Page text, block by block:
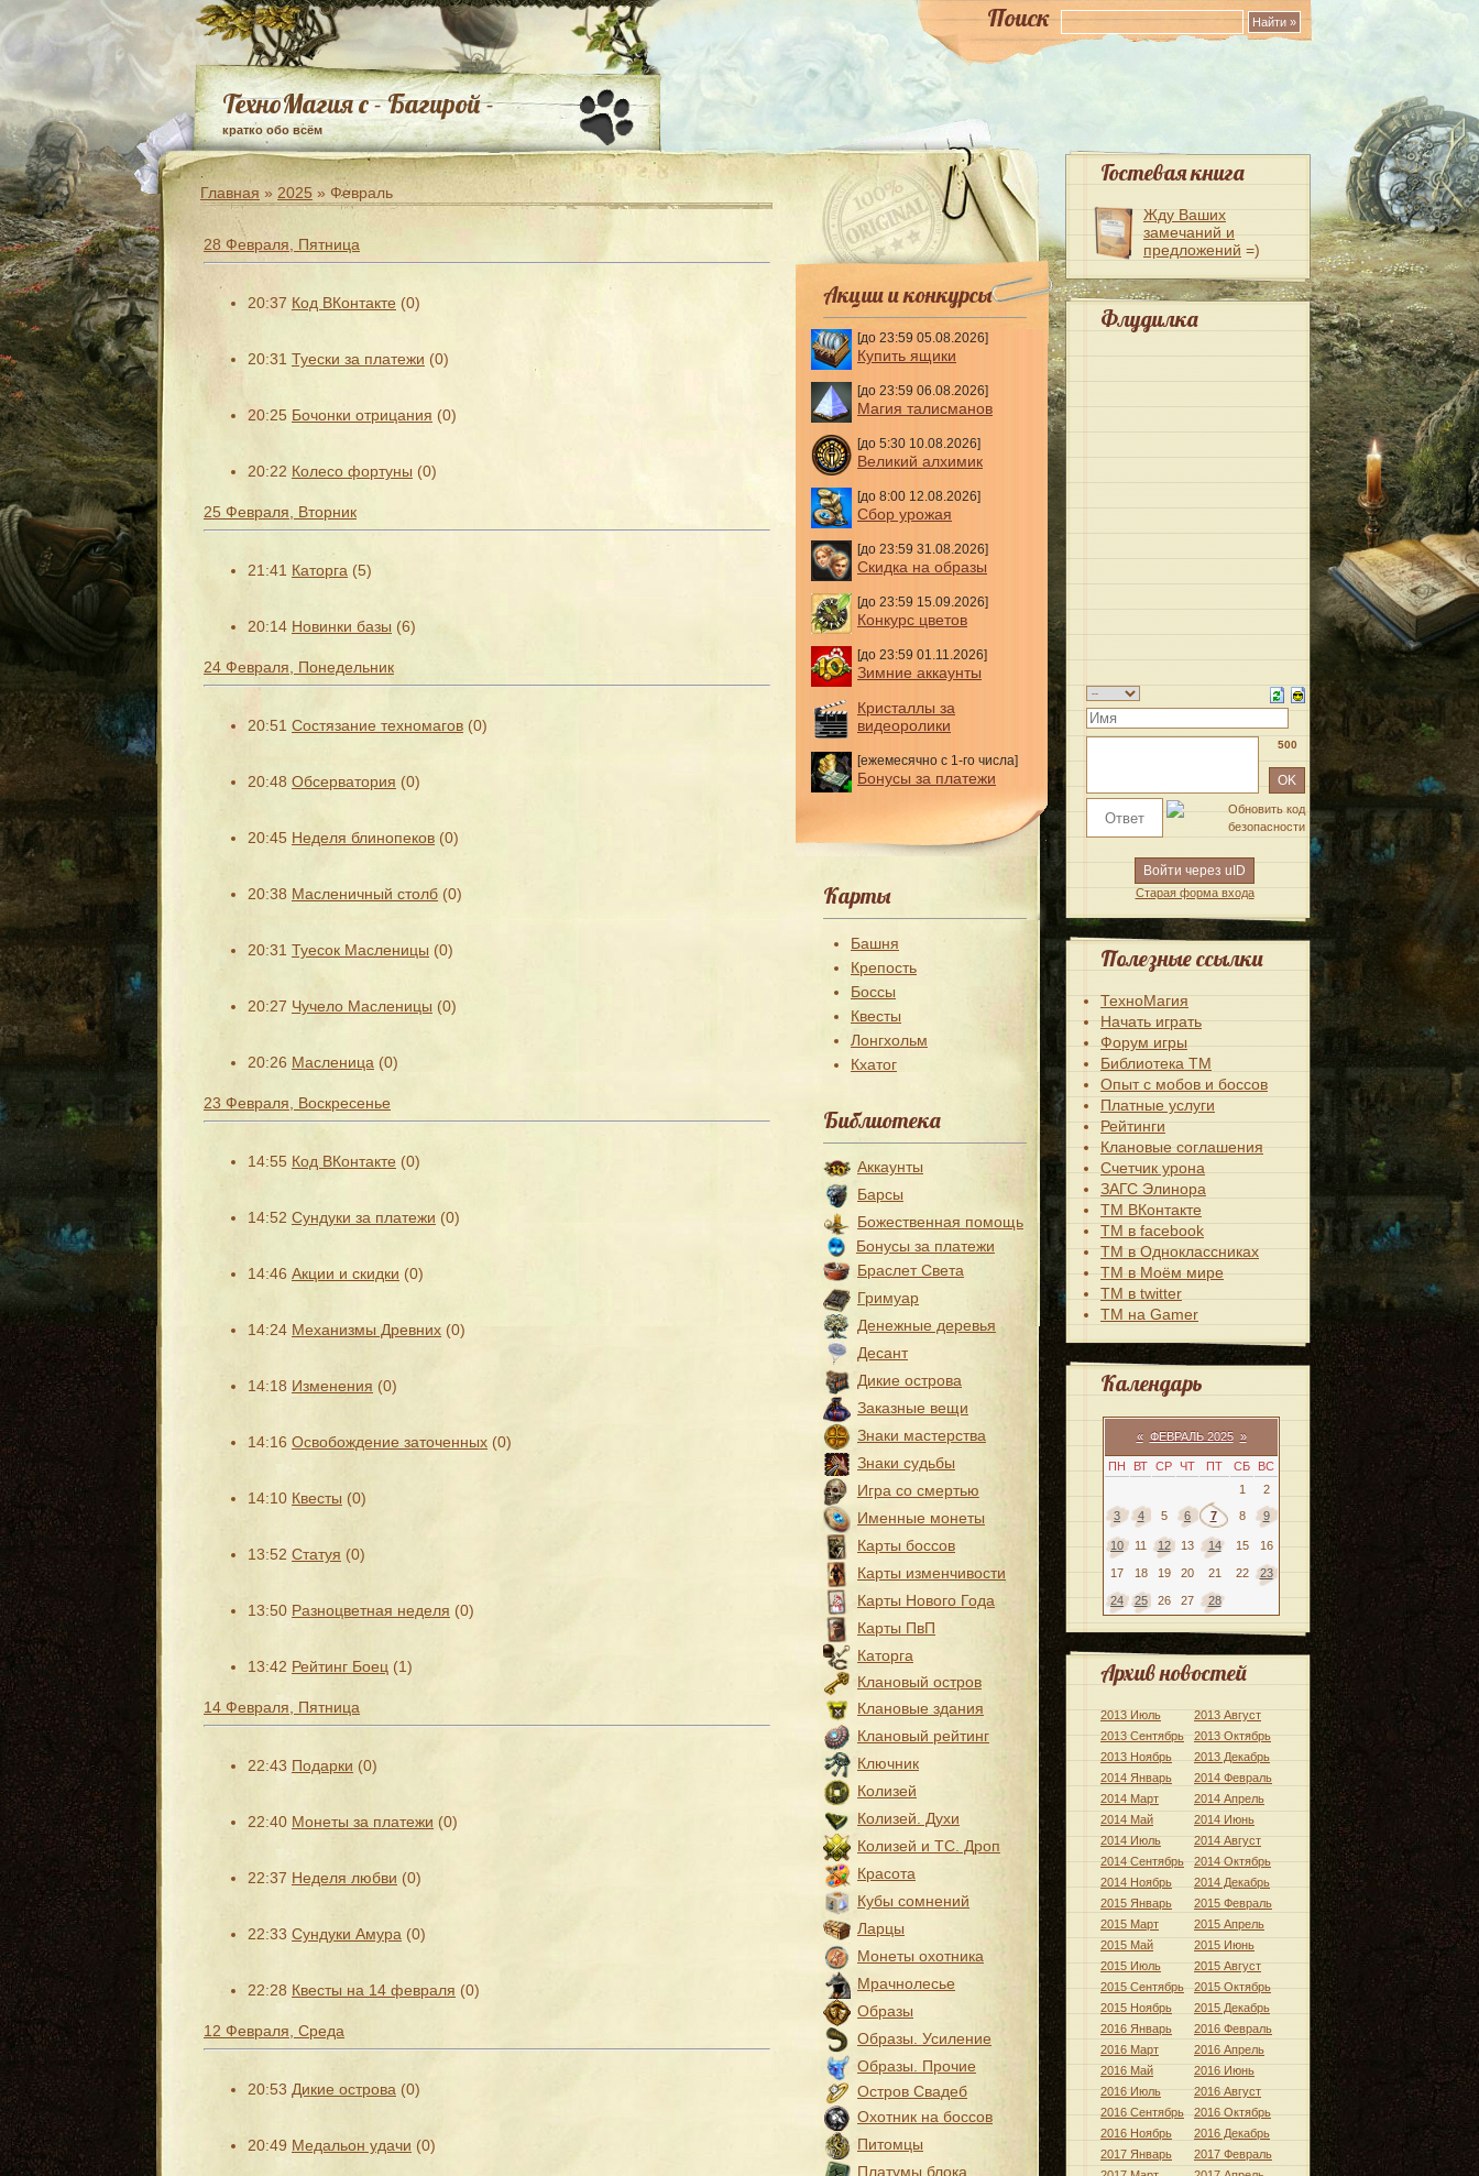
Поиск
ТехноМагия с - Багирой -
кратко обо всём
Главная » 2025 » Февраль
28 Февраля, Пятница
20:37 Код ВКонтакте (0)
20:31 Туески за платежи (0)
20:25 Бочонки отрицания (0)
20:22 Колесо фортуны (0)
25 Февраля, Вторник
21:41 Каторга (5)
20:14 Новинки базы (6)
24 Февраля, Понедельник
20:51 Состязание техномагов (0)
20:48 Обсерватория (0)
20:45 Неделя блинопеков (0)
20:38 Масленичный столб (0)
20:31 Туесок Масленицы (0)
20:27 Чучело Масленицы (0)
20:26 Масленица (0)
23 Февраля, Воскресенье
14:55 Код ВКонтакте (0)
14:52 Сундуки за платежи (0)
14:46 Акции и скидки (0)
14:24 Механизмы Древних (0)
14:18 Изменения (0)
14:16 Освобождение заточенных (0)
14:10 Квесты (0)
13:52 Статуя (0)
13:50 Разноцветная неделя (0)
13:42 Рейтинг Боец (1)
14 Февраля, Пятница
22:43 Подарки (0)
22:40 Монеты за платежи (0)
22:37 Неделя любви (0)
22:33 Сундуки Амура (0)
22:28 Квесты на 14 февраля (0)
12 Февраля, Среда
20:53 Дикие острова (0)
20:49 Медальон удачи (0)
Акции и конкурсы
[до 23:59 05.08.2026]
Купить ящики
[до 23:59 06.08.2026]
Магия талисманов
[до 5:30 10.08.2026]
Великий алхимик
[до 8:00 12.08.2026]
Сбор урожая
[до 23:59 31.08.2026]
Скидка на образы
[до 23:59 15.09.2026]
Конкурс цветов
[до 23:59 01.11.2026]
Зимние аккаунты
Кристаллы за
видеоролики
[ежемесячно с 1-го числа]
Бонусы за платежи
Карты
Башня
Крепость
Боссы
Квесты
Лонгхольм
Кхатог
Библиотека
Аккаунты
Барсы
Божественная помощь
Бонусы за платежи
Браслет Света
Гримуар
Денежные деревья
Десант
Дикие острова
Заказные вещи
Знаки мастерства
Знаки судьбы
Игра со смертью
Именные монеты
Карты боссов
Карты изменчивости
Карты Нового Года
Карты ПвП
Каторга
Клановый остров
Клановые здания
Клановый рейтинг
Ключник
Колизей
Колизей. Духи
Колизей и ТС. Дроп
Красота
Кубы сомнений
Ларцы
Монеты охотника
Мрачнолесье
Образы
Образы. Усиление
Образы. Прочие
Остров Свадеб
Охотник на боссов
Питомцы
Платумы блока
Гостевая книга
Жду Ваших
замечаний и
предложений =)
Флудилка
500
Войти через uID
Старая форма входа
Полезные ссылки
ТехноМагия
Начать играть
Форум игры
Библиотека ТМ
Опыт с мобов и боссов
Платные услуги
Рейтинги
Клановые соглашения
Счетчик урона
ЗАГС Элинора
ТМ ВКонтакте
ТМ в facebook
ТМ в Одноклассниках
ТМ в Моём мире
ТМ в twitter
ТМ на Gamer
Календарь
« ФЕВРАЛЬ 2025 »
ПН ВТ СР ЧТ ПТ СБ
ВС
1
2
3
4 5 6 7 8 9
10 11 12 13 14 15 16
17 18 19 20 21 22 23
24 25 26 27 28
Архив новостей
2013 Июль
2013 Август
2013 Сентябрь
2013 Октябрь
2013 Ноябрь
2013 Декабрь
2014 Январь
2014 Февраль
2014 Март
2014 Апрель
2014 Май
2014 Июнь
2014 Июль
2014 Август
2014 Сентябрь
2014 Октябрь
2014 Ноябрь
2014 Декабрь
2015 Январь
2015 Февраль
2015 Март
2015 Апрель
2015 Май
2015 Июнь
2015 Июль
2015 Август
2015 Сентябрь
2015 Октябрь
2015 Ноябрь
2015 Декабрь
2016 Январь
2016 Февраль
2016 Март
2016 Апрель
2016 Май
2016 Июнь
2016 Июль
2016 Август
2016 Сентябрь
2016 Октябрь
2016 Ноябрь
2016 Декабрь
2017 Январь
2017 Февраль